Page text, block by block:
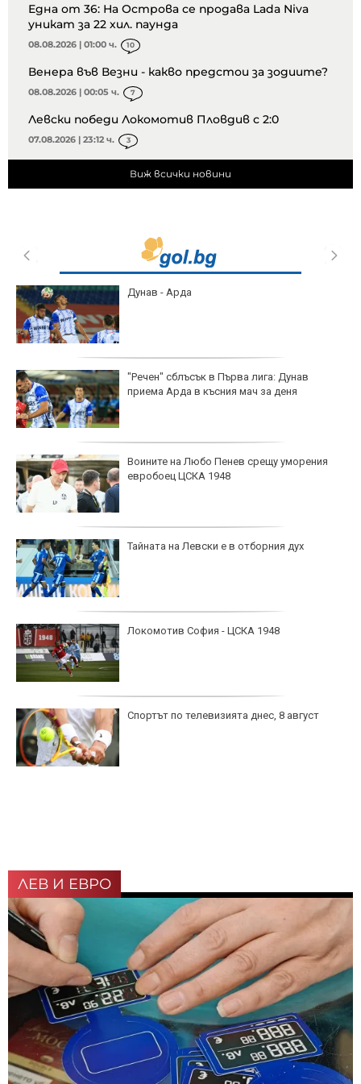
Една от 36: На Острова се продава Lada Niva
уникат за 22 хил. паунда
08.08.2026 | 01:00 ч. 10
Венера във Везни - какво предстои за зодиите?
08.08.2026 | 00:05 ч. 7
Левски победи Локомотив Пловдив с 2:0
07.08.2026 | 23:12 ч. 3
Виж всички новини
Дунав - Арда
"Речен" сблъсък в Първа лига: Дунав
приема Арда в късния мач за деня
Воините на Любо Пенев срещу уморения
евробоец ЦСКА 1948
Тайната на Левски е в отборния дух
Локомотив София - ЦСКА 1948
Спортът по телевизията днес, 8 август
ЛЕВ И ЕВРО